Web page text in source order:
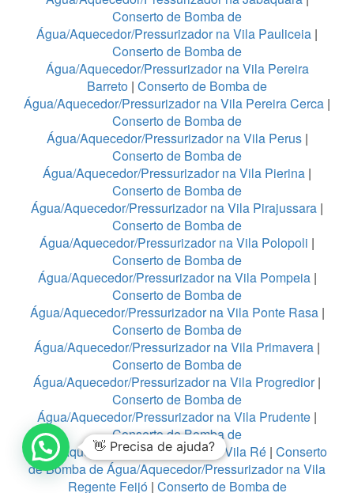
Conserto de Bomba de
Água/Aquecedor/Pressurizador na Vila Pauliceia |
Conserto de Bomba de
Água/Aquecedor/Pressurizador na Vila Pereira
Barreto | Conserto de Bomba de
Água/Aquecedor/Pressurizador na Vila Pereira Cerca |
Conserto de Bomba de
Água/Aquecedor/Pressurizador na Vila Perus|
Conserto de Bomba de
Água/Aquecedor/Pressurizador na Vila Pierina |
Conserto de Bomba de
Água/Aquecedor/Pressurizador na Vila Pirajussara |
Conserto de Bomba de
Água/Aquecedor/Pressurizador na Vila Polopoli |
Conserto de Bomba de
Água/Aquecedor/Pressurizador na Vila Pompeia|
Conserto de Bomba de
Água/Aquecedor/Pressurizador na Vila Ponte Rasa|
Conserto de Bomba de
Água/Aquecedor/Pressurizador na Vila Primavera |
Conserto de Bomba de
Água/Aquecedor/Pressurizador na Vila Progredior|
Conserto de Bomba de
Água/Aquecedor/Pressurizador na Vila Prudente |
Conserto de Bomba de
Água/Aquecedor/Pressurizador na Vila Ré| Conserto
de Bomba de Água/Aquecedor/Pressurizador na Vila
Regente Feijó| Conserto de Bomba de